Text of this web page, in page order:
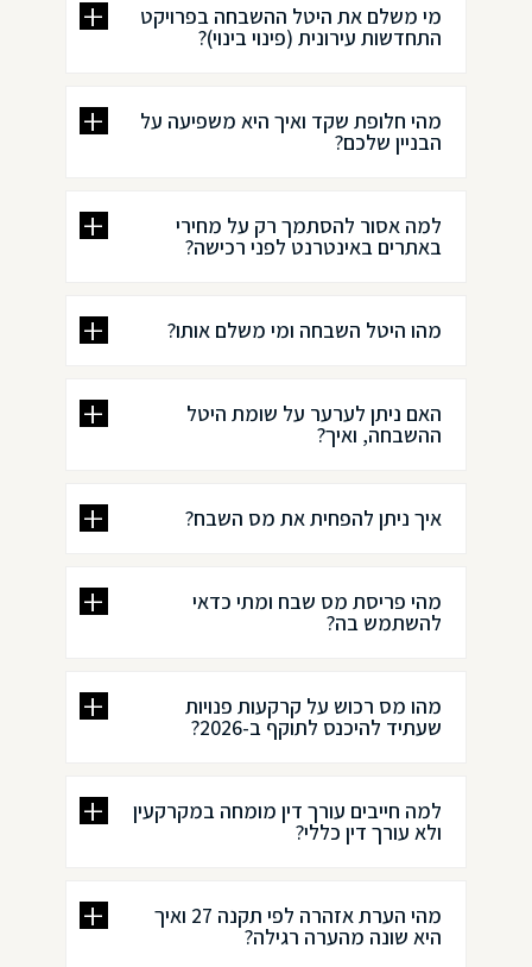
מי משלם את היטל ההשבחה בפרויקט
התחדשות עירונית (פינוי בינוי)?
מהי חלופת שקד ואיך היא משפיעה על
הבניין שלכם?
למה אסור להסתמך רק על מחירי
באתרים באינטרנט לפני רכישה?
מהו היטל השבחה ומי משלם אותו?
האם ניתן לערער על שומת היטל
ההשבחה, ואיך?
איך ניתן להפחית את מס השבח?
מהי פריסת מס שבח ומתי כדאי
להשתמש בה?
מהו מס רכוש על קרקעות פנויות
שעתיד להיכנס לתוקף ב-2026?
למה חייבים עורך דין מומחה במקרקעין
ולא עורך דין כללי?
מהי הערת אזהרה לפי תקנה 27 ואיך
היא שונה מהערה רגילה?